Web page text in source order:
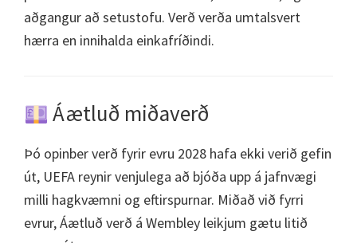
aðgangur að setustofu. Verð verða umtalsvert
hærra en innihalda einkafríðindi.
Áætluð miðaverð
Þó opinber verð fyrir evru 2028 hafa ekki verið gefin
út, UEFA reynir venjulega að bjóða upp á jafnvægi
milli hagkvæmni og eftirspurnar. Miðað við fyrri
evrur, Áætluð verð á Wembley leikjum gætu litið